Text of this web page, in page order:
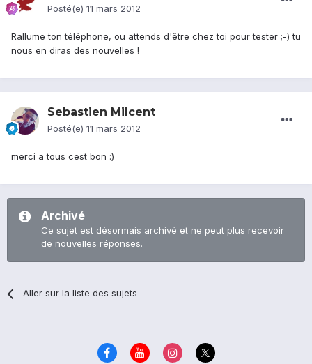
Posté(e) 11 mars 2012
Rallume ton téléphone, ou attends d'être chez toi pour tester ;-) tu
nous en diras des nouvelles !
Sebastien Milcent
Posté(e) 11 mars 2012
merci a tous cest bon :)
Archivé
Ce sujet est désormais archivé et ne peut plus recevoir
de nouvelles réponses.
Aller sur la liste des sujets